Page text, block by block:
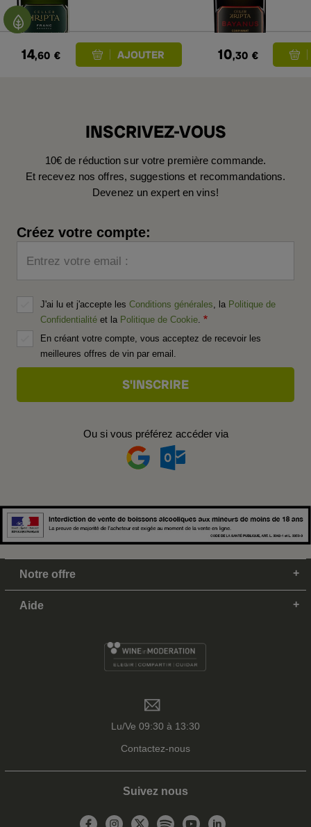
14,60 € 10,30 €
INSCRIVEZ-VOUS
10€ de réduction sur votre première commande.
Et recevez nos offres, suggestions et recommandations.
Devenez un expert en vins!
Créez votre compte:
Entrez votre email :
J'ai lu et j'accepte les Conditions générales , la Politique de
Confidentialité et la Politique de Cookie
En créant votre compte, vous acceptez de recevoir les
meilleures offres de vin par email.
Ou si vous préférez accéder via
Notre offre
Aide
Lu/Ve 09:30 à 13:30
Contactez-nous
Suivez nous